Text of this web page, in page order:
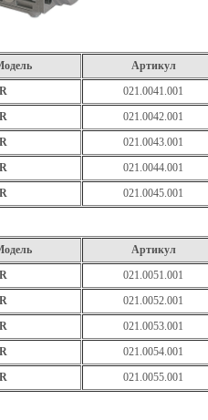
Артикул
021.0041.001
021.0042.001
021.0043.001
021.0044.001
021.0045.001
Артикул
021.0051.001
021.0052.001
021.0053.001
021.0054.001
021.0055.001